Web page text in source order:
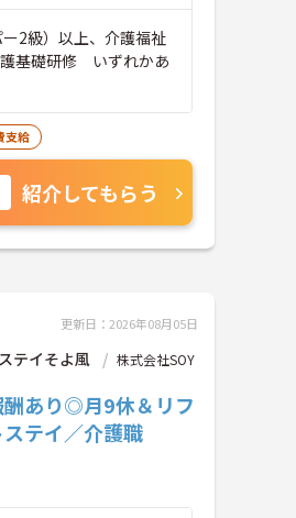
2級）以上、介護福祉
基礎研修 いずれかあ
支給
紹介してもらう
更新日：2026年08月05日
テイそよ風
株式会社SOY
酬あり◎月9休＆リフ
テイ／介護職